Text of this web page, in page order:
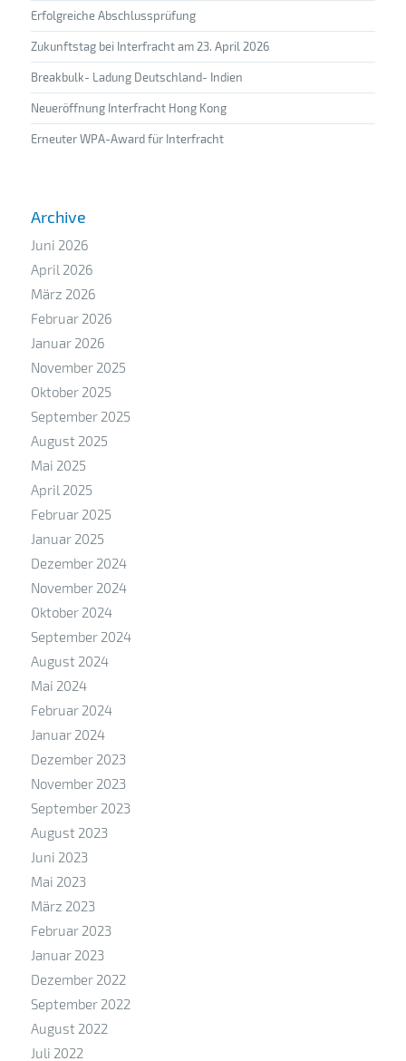
Erfolgreiche Abschlussprüfung
Zukunftstag bei Interfracht am 23. April 2026
Breakbulk- Ladung Deutschland- Indien
Neueröffnung Interfracht Hong Kong
Erneuter WPA-Award für Interfracht
Archive
Juni 2026
April 2026
März 2026
Februar 2026
Januar 2026
November 2025
Oktober 2025
September 2025
August 2025
Mai 2025
April 2025
Februar 2025
Januar 2025
Dezember 2024
November 2024
Oktober 2024
September 2024
August 2024
Mai 2024
Februar 2024
Januar 2024
Dezember 2023
November 2023
September 2023
August 2023
Juni 2023
Mai 2023
März 2023
Februar 2023
Januar 2023
Dezember 2022
September 2022
August 2022
Juli 2022